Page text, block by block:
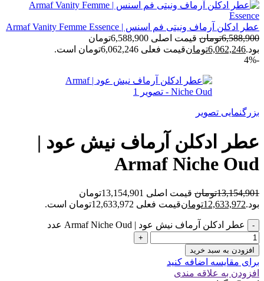
عطر ادکلن آرماف ونیتی فم اسنس | Armaf Vanity Femme Essence
6,588,900تومان
قیمت اصلی 6,588,900تومان
بود.6,062,246تومانقیمت فعلی 6,062,246تومان است.
-4%
بزرگنمایی تصویر
عطر ادکلن آرماف نیش عود |
Armaf Niche Oud
13,154,901تومان
قیمت اصلی 13,154,901تومان
بود.12,633,972تومانقیمت فعلی 12,633,972تومان است.
عطر ادکلن آرماف نیش عود | Armaf Niche Oud عدد
افزودن به سبد خرید
برای مقایسه اضافه کنید
افزودن به علاقه مندی